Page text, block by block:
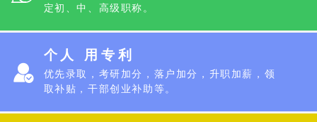
定初、中、高级职称。
个人 用专利
优先录取，考研加分，落户加分，升职加薪，领
取补贴，干部创业补助等。